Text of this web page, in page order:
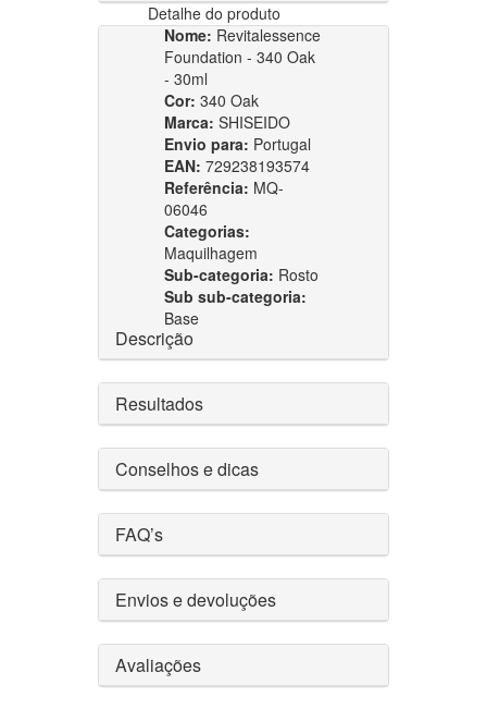
Detalhe do produto
Nome: Revitalessence
Foundation - 340 Oak
- 30ml
Cor: 340 Oak
Marca: SHISEIDO
Envio para: Portugal
EAN: 729238193574
Referência: MQ-
06046
Categorias:
Maquilhagem
Sub-categoria: Rosto
Sub sub-categoria:
Base
Descrição
Resultados
Conselhos e dicas
FAQ’s
Envios e devoluções
Avaliações